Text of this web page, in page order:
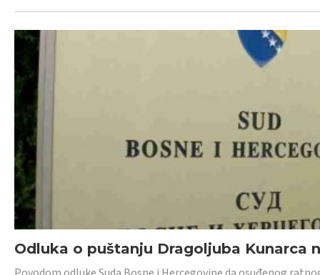
Odluka o puštanju Dragoljuba Kunarca